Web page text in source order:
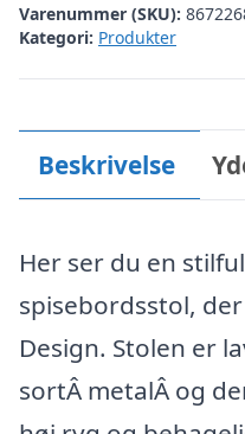
Varenummer (SKU):
Kategori: Produkter
Beskrivelse
Her ser du en
spisebordsstol,
Design. Stolen er
sortÂ metalÂ og